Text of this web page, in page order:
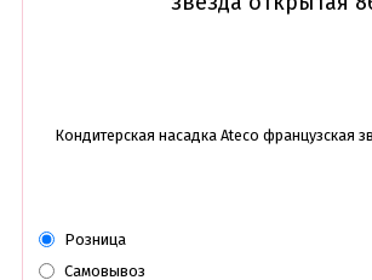
Кондитерская насадка Ateco французская
Розница
Самовывоз